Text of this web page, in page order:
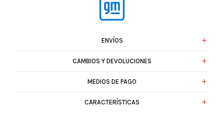
ENVÍOS
CAMBIOS Y DEVOLUCIONES
MEDIOS DE PAGO
CARACTERÍSTICAS